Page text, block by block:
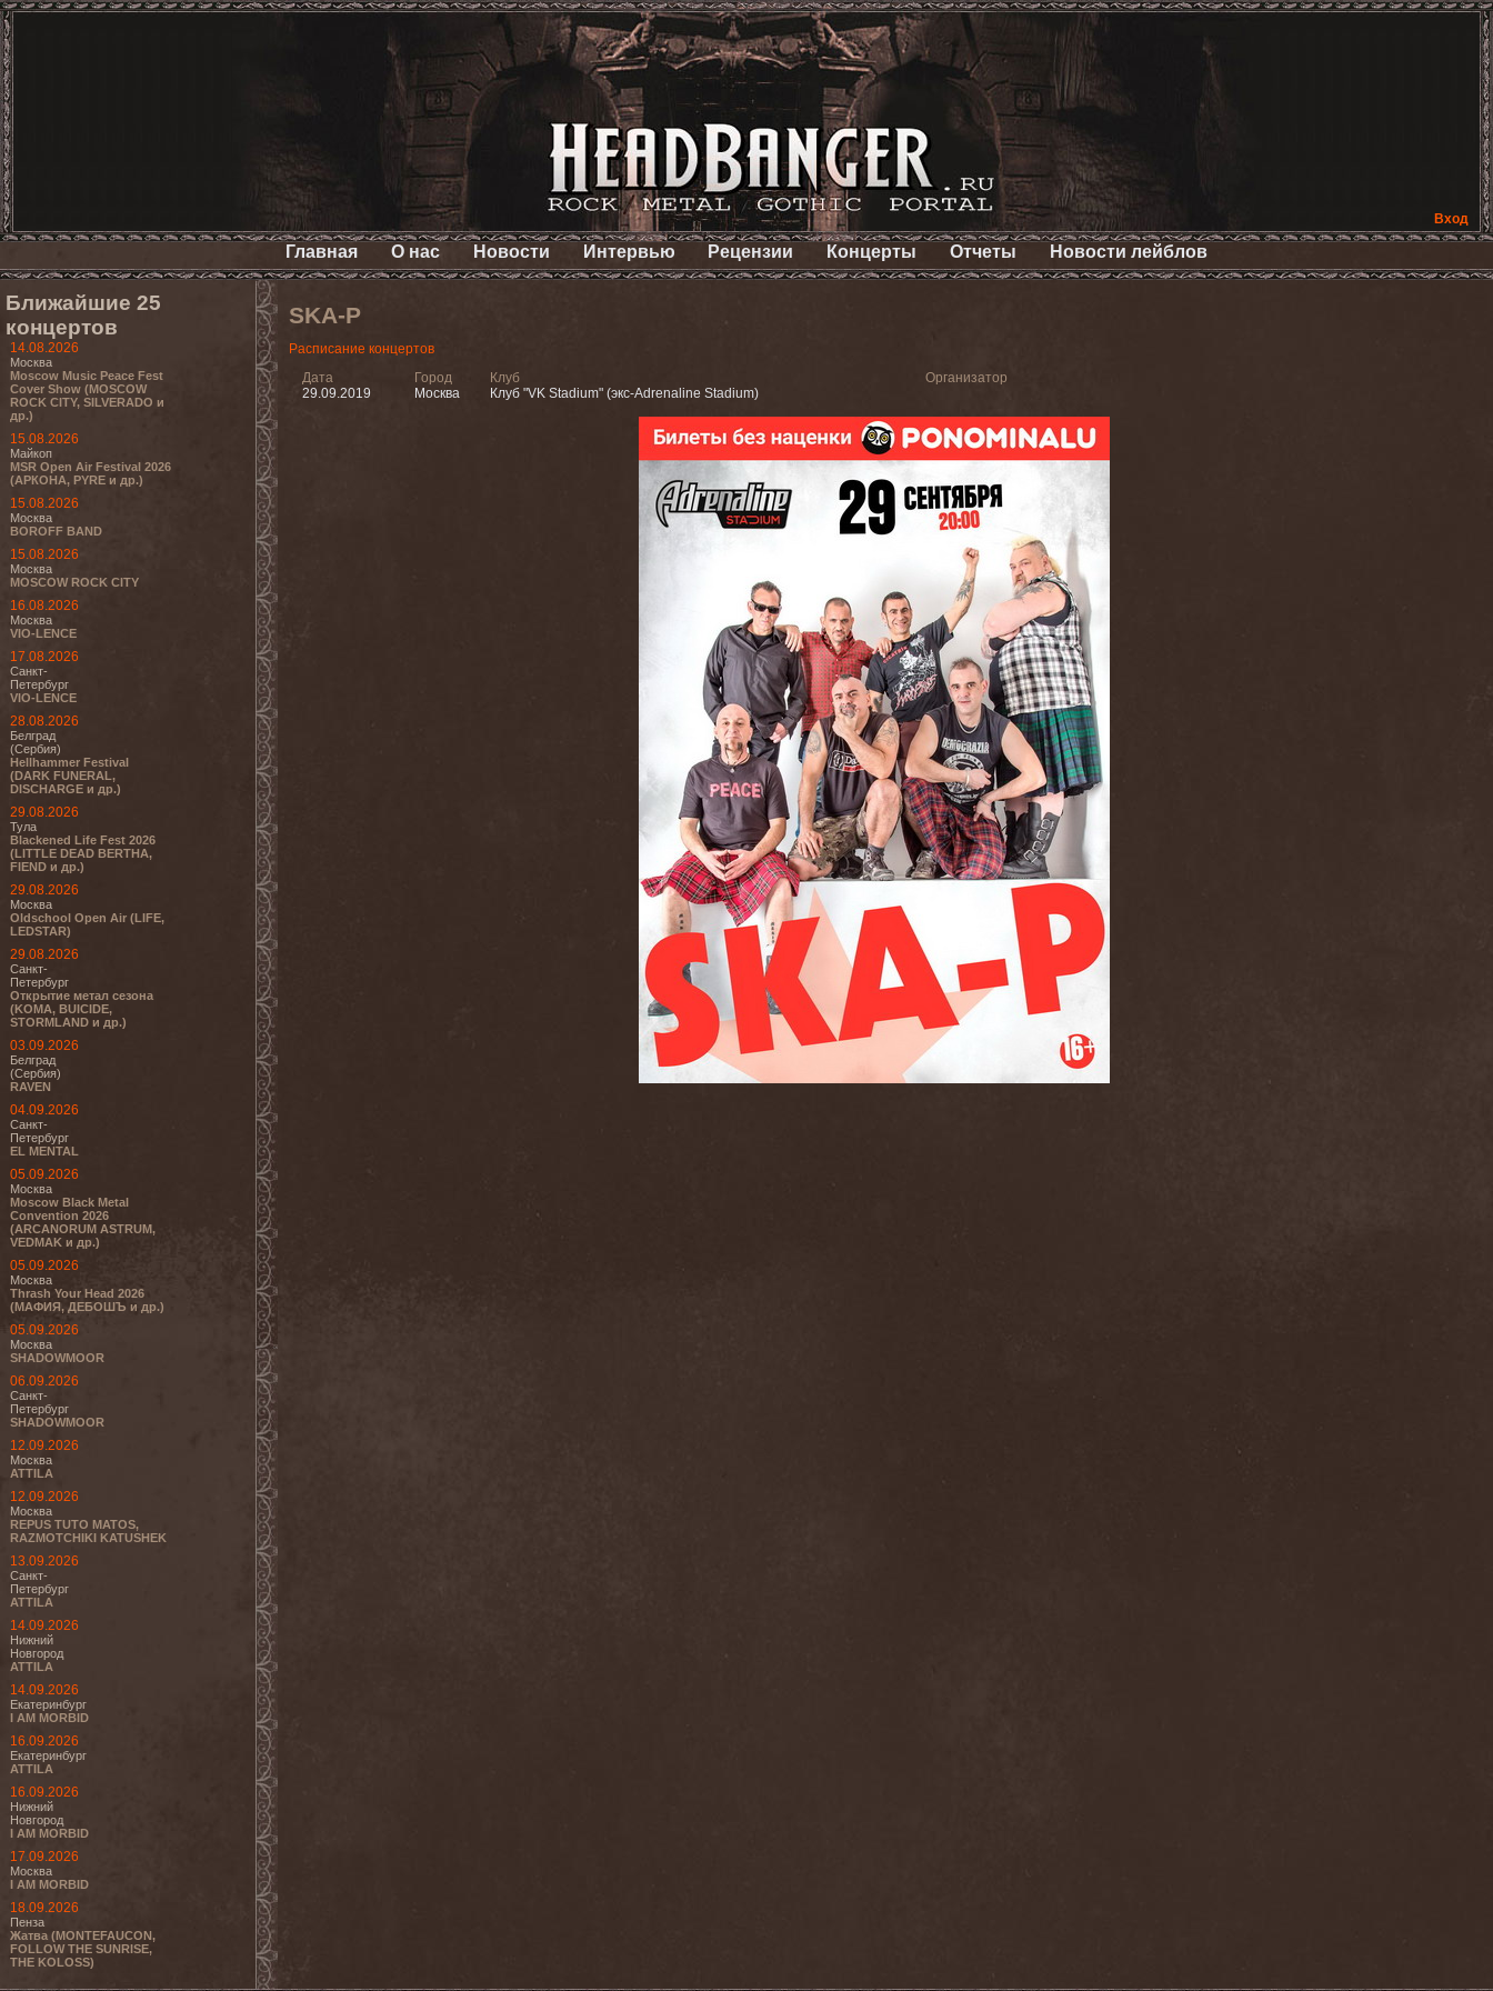
Вход
Главная О нас Новости Интервью Рецензии Концерты Отчеты Новости лейблов
Ближайшие 25
концертов
14.08.2026
Москва
Moscow Music Peace Fest
Cover Show (MOSCOW
ROCK CITY, SILVERADO и
др.)
15.08.2026
Майкоп
MSR Open Air Festival 2026
(АРКОНА, PYRE и др.)
15.08.2026
Москва
BOROFF BAND
15.08.2026
Москва
MOSCOW ROCK CITY
16.08.2026
Москва
VIO-LENCE
17.08.2026
Санкт-
Петербург
VIO-LENCE
28.08.2026
Белград
(Сербия)
Hellhammer Festival
(DARK FUNERAL,
DISCHARGE и др.)
29.08.2026
Тула
Blackened Life Fest 2026
(LITTLE DEAD BERTHA,
FIEND и др.)
29.08.2026
Москва
Oldschool Open Air (LIFE,
LEDSTAR)
29.08.2026
Санкт-
Петербург
Открытие метал сезона
(KOMA, BUICIDE,
STORMLAND и др.)
03.09.2026
Белград
(Сербия)
RAVEN
04.09.2026
Санкт-
Петербург
EL MENTAL
05.09.2026
Москва
Moscow Black Metal
Convention 2026
(ARCANORUM ASTRUM,
VEDMAK и др.)
05.09.2026
Москва
Thrash Your Head 2026
(МАФИЯ, ДЕБОШЪ и др.)
05.09.2026
Москва
SHADOWMOOR
06.09.2026
Санкт-
Петербург
SHADOWMOOR
12.09.2026
Москва
ATTILA
12.09.2026
Москва
REPUS TUTO MATOS,
RAZMOTCHIKI KATUSHEK
13.09.2026
Санкт-
Петербург
ATTILA
14.09.2026
Нижний
Новгород
ATTILA
14.09.2026
Екатеринбург
I AM MORBID
16.09.2026
Екатеринбург
ATTILA
16.09.2026
Нижний
Новгород
I AM MORBID
17.09.2026
Москва
I AM MORBID
18.09.2026
Пенза
Жатва (MONTEFAUCON,
FOLLOW THE SUNRISE,
THE KOLOSS)
SKA-P
Расписание концертов
Дата
29.09.2019
Город
Москва
Клуб
Клуб "VK Stadium" (экс-Adrenaline Stadium)
Организатор